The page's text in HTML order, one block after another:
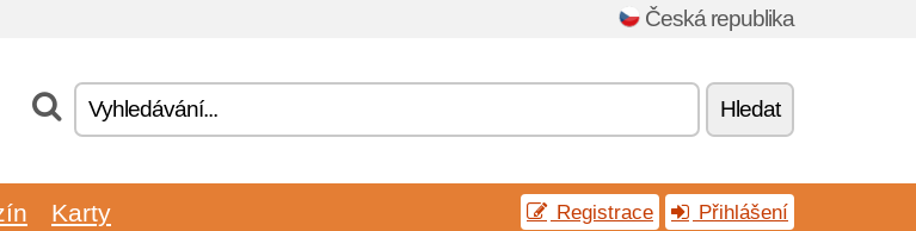
Česká republika
Hledat
Karty Registrace Přihlášení